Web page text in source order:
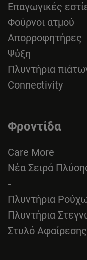
Επαγωγικές
Φούρνοι ατμού
Απορροφητήρες
Ψύξη
Πλυντήρια
Connectivity
Φροντίδα
Care More
Νέα Σειρά
-
Πλυντήρια
Πλυντήρια
Στυλό